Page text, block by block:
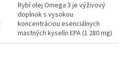
Rybí olej Omega 3 je výživový
doplnok s vysokou
koncentráciou esenciálnych
mastných kyselín EPA (1 280 mg)
a DHA (525 mg) v dennej dávke.